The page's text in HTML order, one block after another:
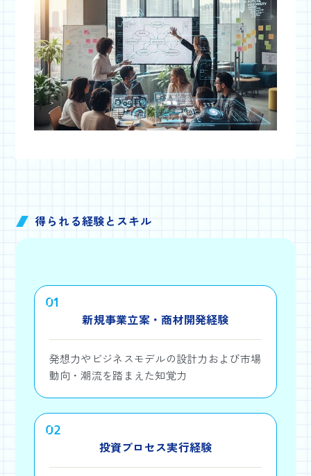
得られる経験とスキル
01
新規事業立案・商材開発経験
発想力やビジネスモデルの設計力および市場
動向・潮流を踏まえた知覚力
02
投資プロセス実行経験